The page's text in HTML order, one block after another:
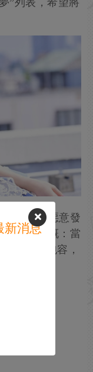
首次因無惡意發
少網友感慨：當
分享”的包容，
的人。
新消息